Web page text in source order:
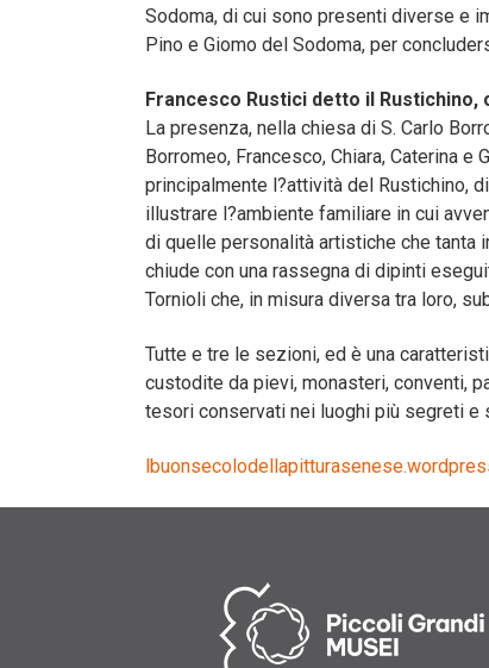
Sodoma, di cui sono presenti diverse e
Pino e Giomo del Sodoma, per
Francesco Rustici detto il
La presenza, nella chiesa di S. Carlo
Borromeo, Francesco, Chiara, Caterina
principalmente l?attività del Rustichino,
illustrare l?ambiente familiare in cui
di quelle personalità artistiche che tanta
chiude con una rassegna di dipinti
Tornioli che, in misura diversa tra loro,
Tutte e tre le sezioni, ed è una
custodite da pievi, monasteri, conventi,
tesori conservati nei luoghi più segreti e